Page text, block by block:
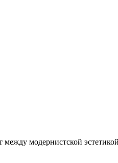
модернистской